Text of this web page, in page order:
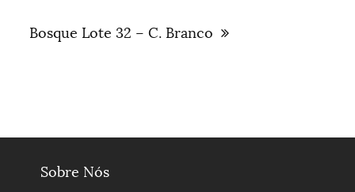
Bosque Lote 32 – C. Branco
Sobre Nós